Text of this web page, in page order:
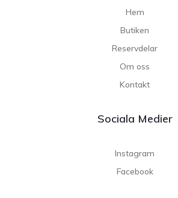
Hem
Butiken
Reservdelar
Om oss
Kontakt
Sociala Medier
Instagram
Facebook